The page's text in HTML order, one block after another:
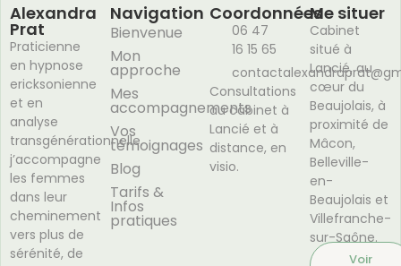
Alexandra
Prat
Praticienne
en hypnose
ericksonienne
et en
analyse
transgénérationnelle,
j’accompagne
les femmes
dans leur
cheminement
vers plus de
sérénité, de
Navigation
Bienvenue
Mon
approche
Mes
accompagnements
Vos
témoignages
Blog
Tarifs &
Infos
pratiques
Coordonnées
06 47
16 15 65
Consultations
au cabinet à
Lancié et à
distance, en
visio.
Me situer
Cabinet
situé à
Lancié, au
cœur du
Beaujolais, à
proximité de
Mâcon,
Belleville-
en-
Beaujolais et
Villefranche-
sur-Saône.
Voir